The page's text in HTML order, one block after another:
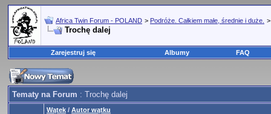
Africa Twin Forum - POLAND > Podróże. Całkiem małe, średnie i duże.
Trochę dalej
Zarejestruj się Albumy FAQ
Tematy na Forum : Trochę dalej
Wątek / Autor wątku